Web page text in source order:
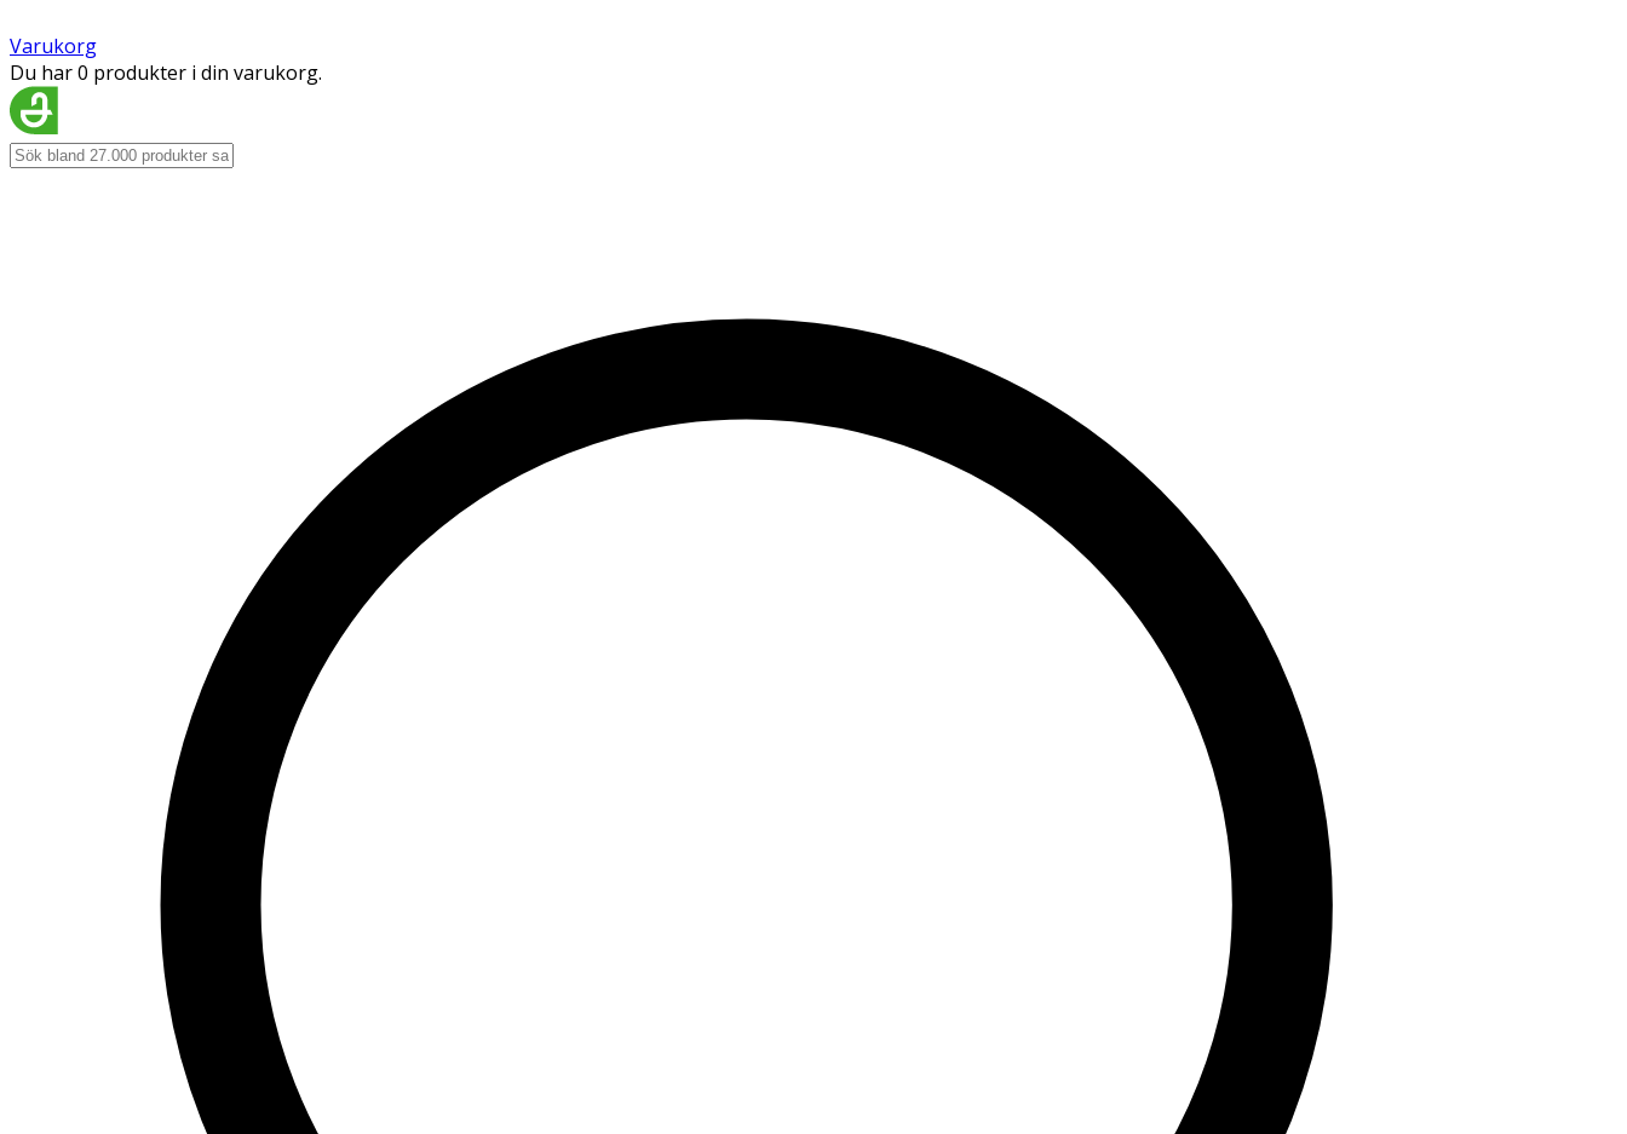
Varukorg
Du har 0 produkter i din varukorg.